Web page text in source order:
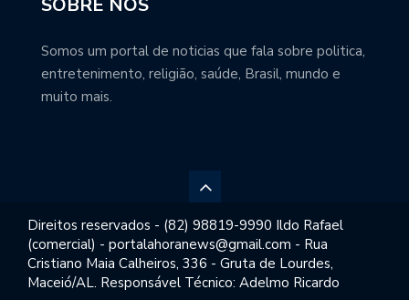
SOBRE NÓS
Somos um portal de noticias que fala sobre politica,
entretenimento, religião, saúde, Brasil, mundo e
muito mais.
Direitos reservados - (82) 98819-9990 Ildo Rafael
(comercial) - portalahoranews@gmail.com - Rua
Cristiano Maia Calheiros, 336 - Gruta de Lourdes,
Maceió/AL. Responsável Técnico: Adelmo Ricardo